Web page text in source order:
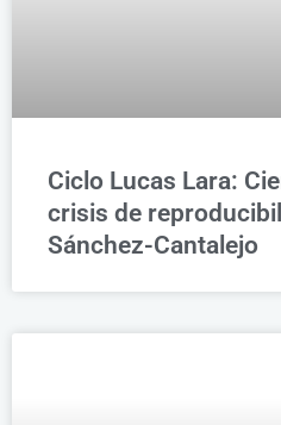
Ciclo Lucas Lara:
crisis de
Sánchez-Cantalejo